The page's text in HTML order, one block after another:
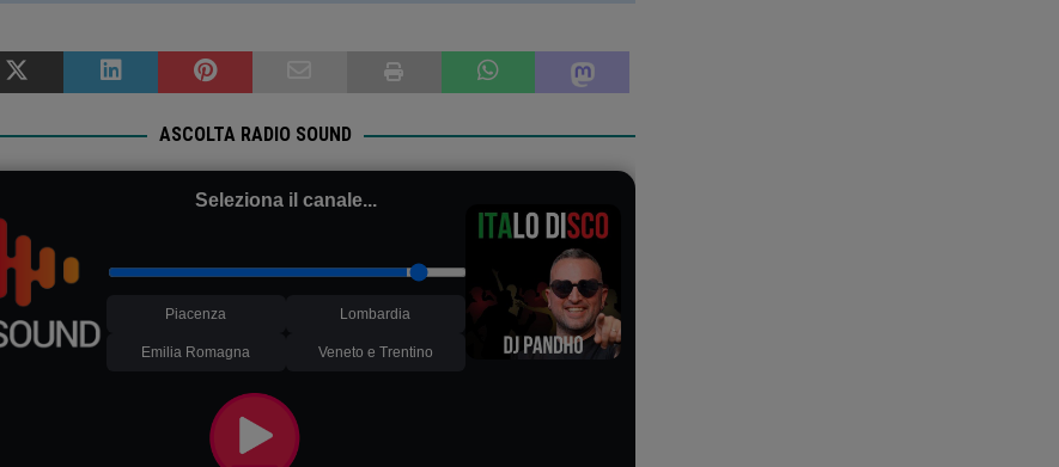
ASCOLTA RADIO SOUND
Seleziona il canale...
Piacenza Lombardia
Emilia Romagna Veneto e Trentino